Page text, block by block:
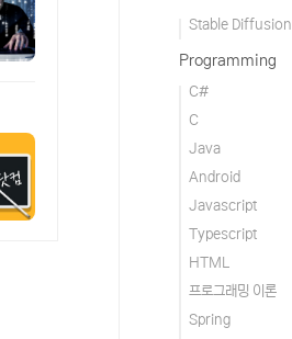
Stable Diffusion
Programming
C#
C
Java
Android
Javascript
Typescript
HTML
프로그래밍 이론
Spring